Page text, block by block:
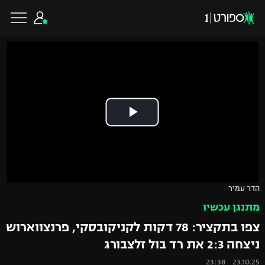
ליגיונרים
גביע המדינה
ליגה אירופית
ליגה אנגלית
כדורסל ישראלי
ליגה לאומית
כדורסל עולמי
NBA
הדר עמיר
מתנגן עכשיו
צפו בתקציר: 78 דקות לקניקובסקי, פרנצווארוש
ניצחה 2:3 את רד בול זלצבורג
23.10.25 23:38